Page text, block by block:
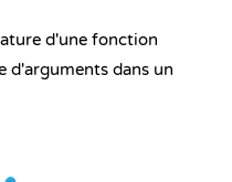
d'une fonction
d'arguments dans un